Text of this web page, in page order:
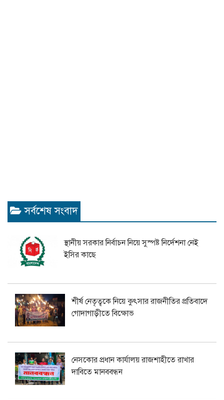
সর্বশেষ সংবাদ
স্থানীয় সরকার নির্বাচন নিয়ে সুস্পষ্ট নির্দেশনা নেই
ইসির কাছে
শীর্ষ নেতৃত্বকে নিয়ে কুৎসার রাজনীতির প্রতিবাদে
গোদাগাড়ীতে বিক্ষোভ
নেসকোর প্রধান কার্যালয় রাজশাহীতে রাখার
দাবিতে মানববন্ধন